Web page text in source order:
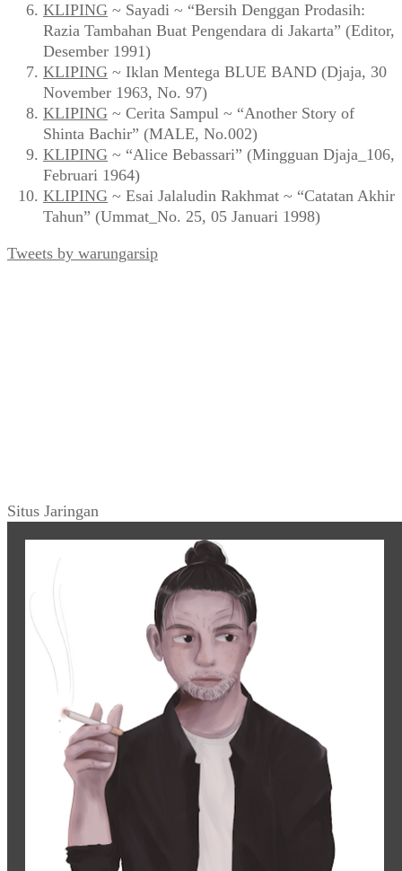
KLIPING ~ Sayadi ~ “Bersih Denggan Prodasih:
Razia Tambahan Buat Pengendara di Jakarta” (Editor,
Desember 1991)
KLIPING ~ Iklan Mentega BLUE BAND (Djaja, 30
November 1963, No. 97)
KLIPING ~ Cerita Sampul ~ “Another Story of
Shinta Bachir” (MALE, No.002)
KLIPING ~ “Alice Bebassari” (Mingguan Djaja_106,
Februari 1964)
KLIPING ~ Esai Jalaludin Rakhmat ~ “Catatan Akhir
Tahun” (Ummat_No. 25, 05 Januari 1998)
Tweets by warungarsip
Situs Jaringan